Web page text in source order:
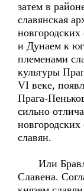
затем в
славянская
и Дунаем к
племенами
культуры
VI веке,
Прага-
сильно
славян.
Или
Славена.